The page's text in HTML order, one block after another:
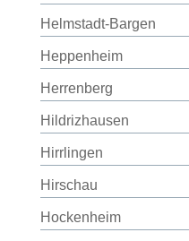
Helmstadt-Bargen
Heppenheim
Herrenberg
Hildrizhausen
Hirrlingen
Hirschau
Hockenheim